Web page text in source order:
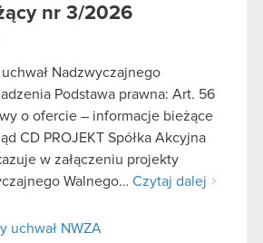
nr 3/2026
Nadzwyczajnego
Podstawa prawna: Art. 56
o ofercie – informacje bieżące
CD PROJEKT Spółka Akcyjna
w załączeniu projekty
Walnego… Czytaj dalej
uchwał NWZA